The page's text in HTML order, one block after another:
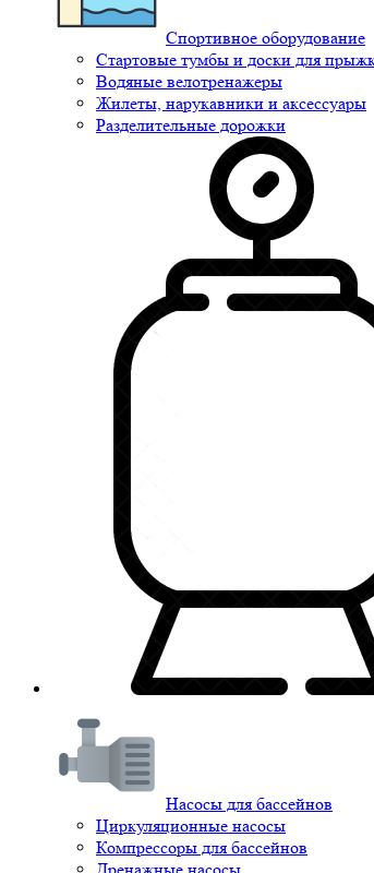
Спортивное оборудование
Стартовые тумбы и доски для
Водяные велотренажеры
Жилеты, нарукавники и аксессуары
Разделительные дорожки
Насосы для бассейнов
Циркуляционные насосы
Компрессоры для бассейнов